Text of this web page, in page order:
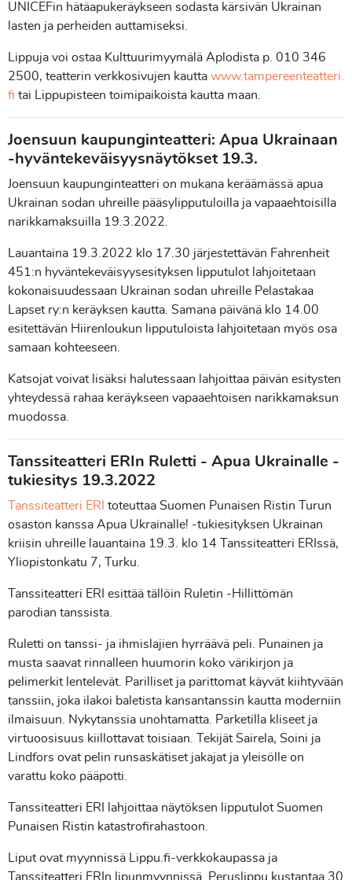
UNICEFin hätäapukeräykseen sodasta kärsivän Ukrainan
lasten ja perheiden auttamiseksi.
Lippuja voi ostaa Kulttuurimyymälä Aplodista p. 010 346
2500, teatterin verkkosivujen kautta www.tampereenteatteri.
fi tai Lippupisteen toimipaikoista kautta maan.
Joensuun kaupunginteatteri: Apua Ukrainaan
-hyväntekeväisyysnäytökset 19.3.
Joensuun kaupunginteatteri on mukana keräämässä apua
Ukrainan sodan uhreille pääsylipputuloilla ja vapaaehtoisilla
narikkamaksuilla 19.3.2022.
Lauantaina 19.3.2022 klo 17.30 järjestettävän Fahrenheit
451:n hyväntekeväisyysesityksen lipputulot lahjoitetaan
kokonaisuudessaan Ukrainan sodan uhreille Pelastakaa
Lapset ry:n keräyksen kautta. Samana päivänä klo 14.00
esitettävän Hiirenloukun lipputuloista lahjoitetaan myös osa
samaan kohteeseen.
Katsojat voivat lisäksi halutessaan lahjoittaa päivän esitysten
yhteydessä rahaa keräykseen vapaaehtoisen narikkamaksun
muodossa.
Tanssiteatteri ERIn Ruletti - Apua Ukrainalle -
tukiesitys 19.3.2022
Tanssiteatteri ERI toteuttaa Suomen Punaisen Ristin Turun
osaston kanssa Apua Ukrainalle! -tukiesityksen Ukrainan
kriisin uhreille lauantaina 19.3. klo 14 Tanssiteatteri ERIssä,
Yliopistonkatu 7, Turku.
Tanssiteatteri ERI esittää tällöin Ruletin -Hillittömän
parodian tanssista.
Ruletti on tanssi- ja ihmislajien hyrräävä peli. Punainen ja
musta saavat rinnalleen huumorin koko värikirjon ja
pelimerkit lentelevät. Parilliset ja parittomat käyvät kiihtyvään
tanssiin, joka ilakoi baletista kansantanssin kautta moderniin
ilmaisuun. Nykytanssia unohtamatta. Parketilla kliseet ja
virtuoosisuus kiillottavat toisiaan. Tekijät Sairela, Soini ja
Lindfors ovat pelin runsaskätiset jakajat ja yleisölle on
varattu koko pääpotti.
Tanssiteatteri ERI lahjoittaa näytöksen lipputulot Suomen
Punaisen Ristin katastrofirahastoon.
Liput ovat myynnissä Lippu.fi-verkkokaupassa ja
Tanssiteatteri ERIn lipunmyynnissä. Peruslippu kustantaa 30